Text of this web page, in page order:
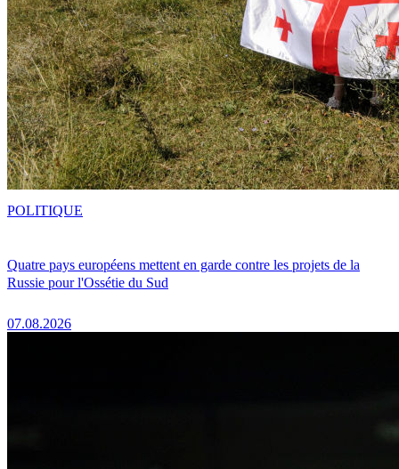
Quatre pays européens mettent en garde contre les projets de la
Russie pour l'Ossétie du Sud
07.08.2026
POLITIQUE